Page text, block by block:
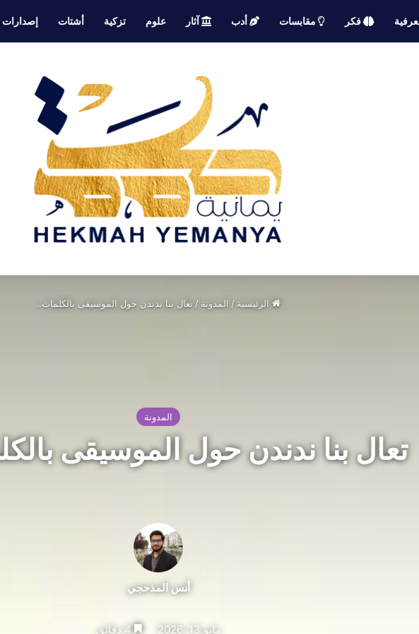
فكر مقابسات أدب آثار علوم تزكية أشتات إصدارات
الرئيسية / المدونة / تعال بنا ندندن حول الموسيقى بالكلمات..
المدونة
تعال بنا ندندن حول الموسيقى
أنس المذحجي
مايو 13, 2026 4 دقائق